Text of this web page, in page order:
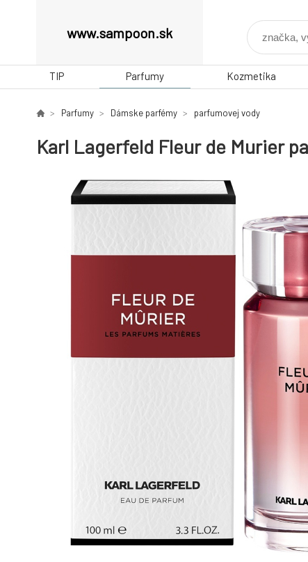
www.sampoon.sk
TIP Parfumy Kozmetika
Parfumy Dámske parfémy parfumovej vody
Karl Lagerfeld Fleur de Murier